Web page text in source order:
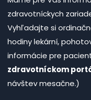
zdravotníckych
Vyhľadajte si
hodiny lekární,
informácie pre
zdravotníckom
návštev mesačne.)